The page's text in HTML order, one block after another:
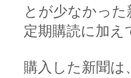
とが少なかっ
定期購読に加
購入した新聞